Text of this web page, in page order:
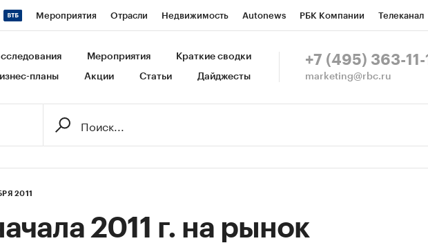
Мероприятия Отрасли Недвижимость Autonews РБК Компании Телеканал
Франшизы Газета Спецпроекты СПб Конференции СПб Спецпроекты
Мероприятия Краткие сводки
планы Акции Статьи Дайджесты
+7 (495) 363-11-
marketing@rbc.ru
2011
2011 г. на рынок